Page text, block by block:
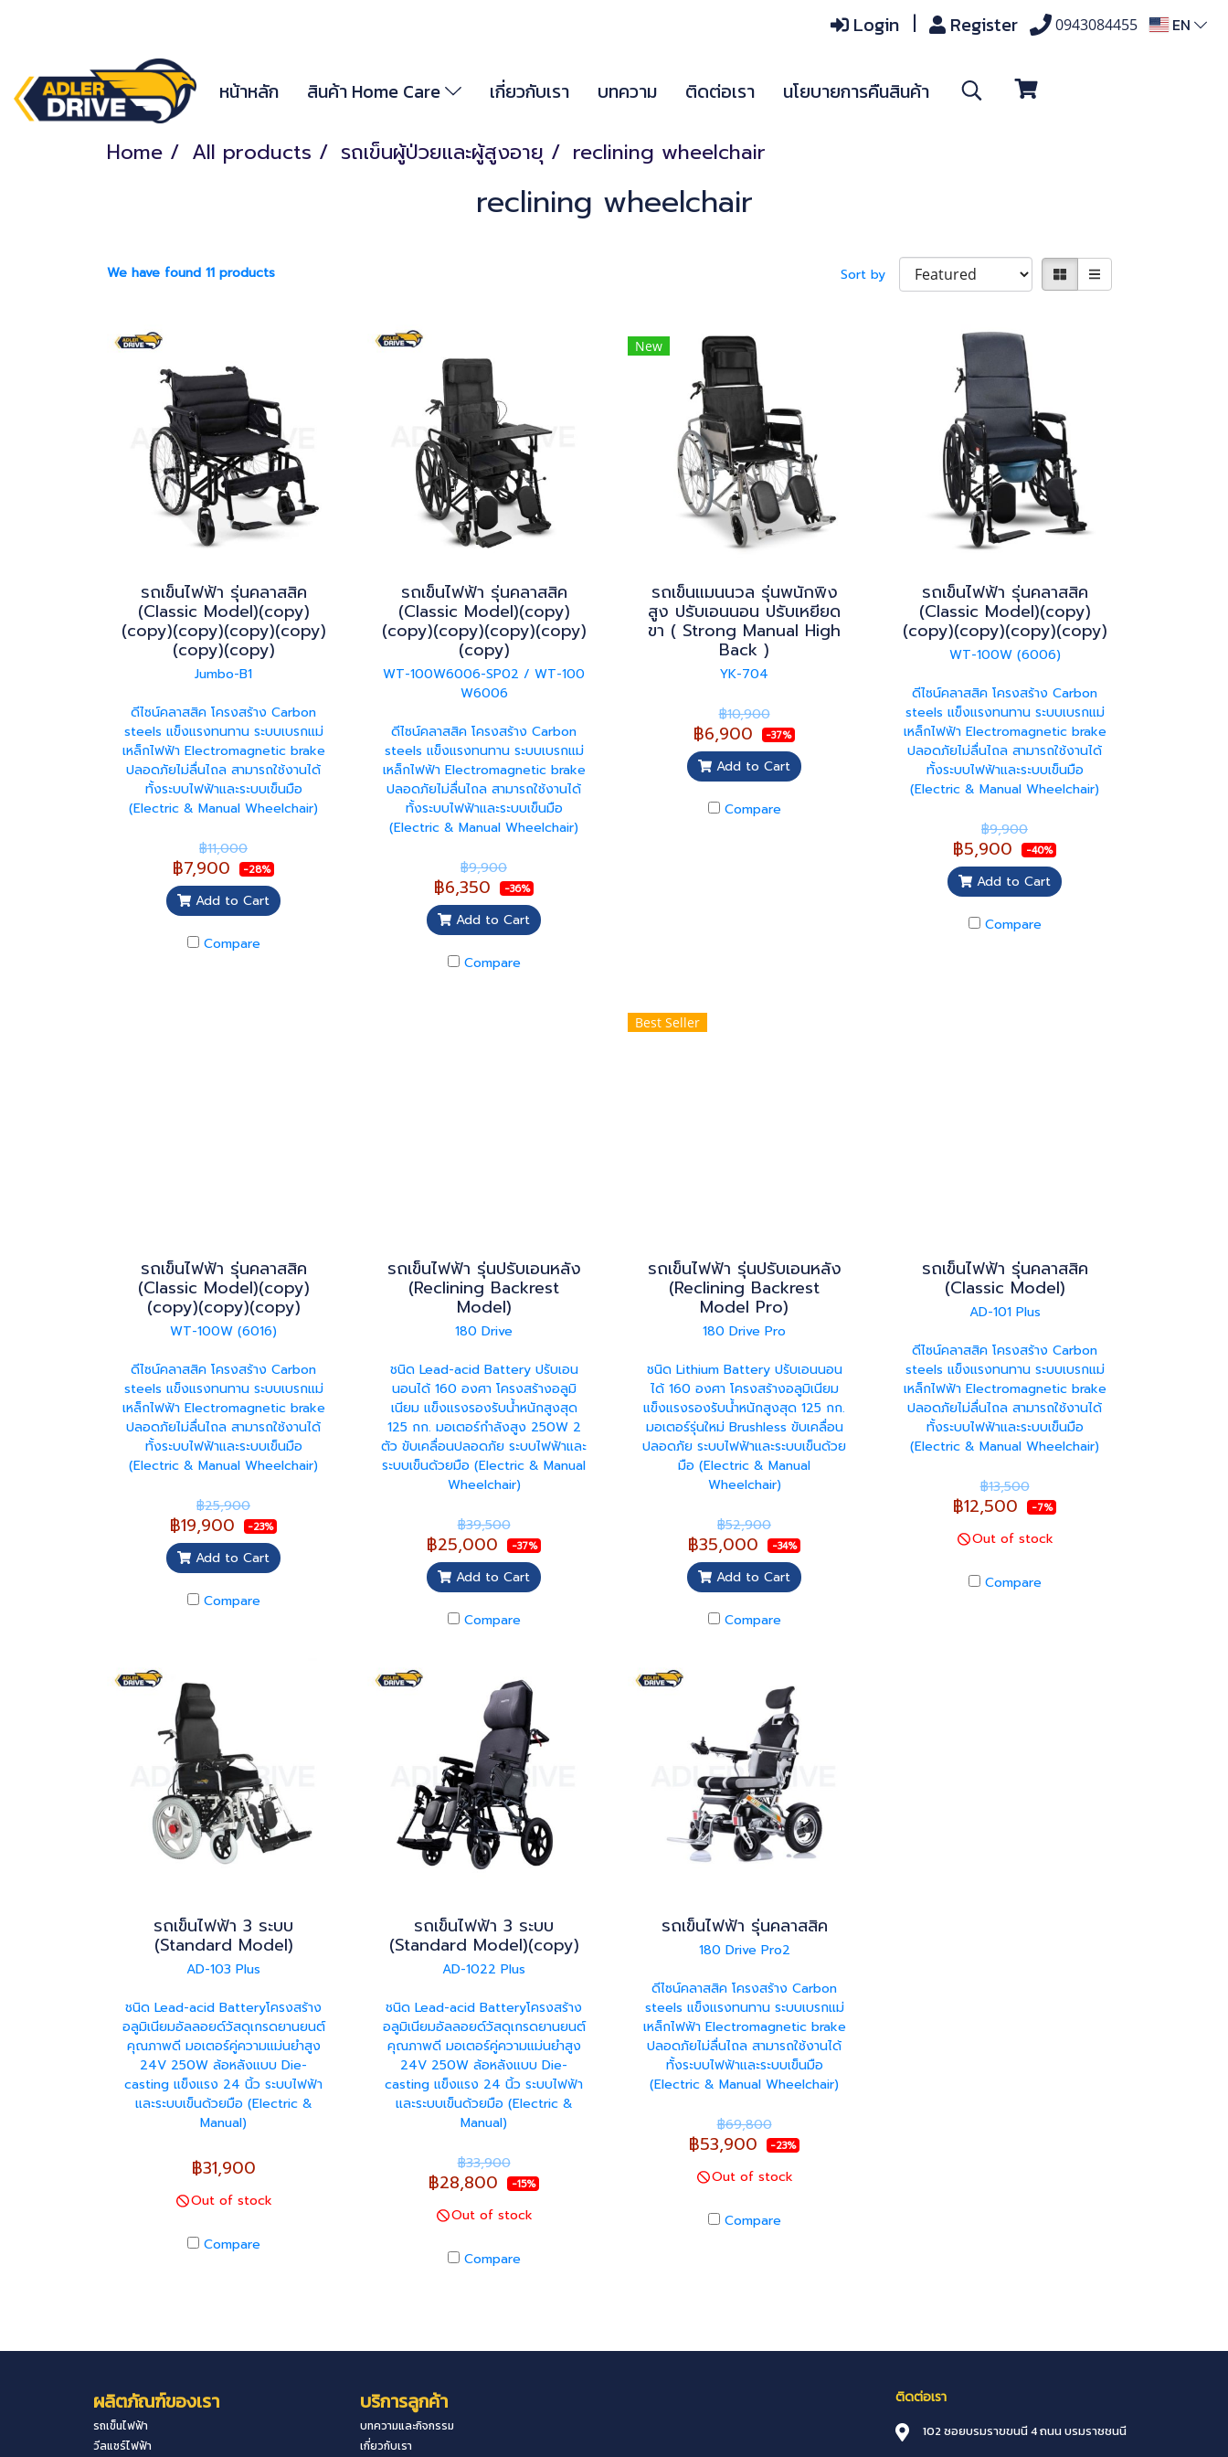
Login Register 0943084455 EN
หน้าหลัก สินค้า Home Care เกี่ยวกับเรา บทความ ติดต่อเรา นโยบายการคืนสินค้า
Home All products รถเข็นผู้ป่วยและผู้สูงอายุ reclining wheelchair
reclining wheelchair
We have found 11 products Sort by
รถเข็นไฟฟ้า รุ่นคลาสสิค
(Classic Model)(copy)
(copy)(copy)(copy)(copy)
(copy)(copy)
Jumbo-B1
ดีไซน์คลาสสิค โครงสร้าง Carbon
steels แข็งแรงทนทาน ระบบเบรกแม่
เหล็กไฟฟ้า Electromagnetic brake
ปลอดภัยไม่ลื่นไถล สามารถใช้งานได้
ทั้งระบบไฟฟ้าและระบบเข็นมือ
(Electric & Manual Wheelchair)
฿11,000
฿7,900 -28%
Add to Cart
Compare
รถเข็นไฟฟ้า รุ่นคลาสสิค
(Classic Model)(copy)
(copy)(copy)(copy)(copy)
(copy)
WT-100W6006-SP02 / WT-100
W6006
ดีไซน์คลาสสิค โครงสร้าง Carbon
steels แข็งแรงทนทาน ระบบเบรกแม่
เหล็กไฟฟ้า Electromagnetic brake
ปลอดภัยไม่ลื่นไถล สามารถใช้งานได้
ทั้งระบบไฟฟ้าและระบบเข็นมือ
(Electric & Manual Wheelchair)
฿9,900
฿6,350 -36%
Add to Cart
Compare
New
รถเข็นแมนนวล รุ่นพนักพิง
สูง ปรับเอนนอน ปรับเหยียด
ขา ( Strong Manual High
Back )
YK-704
฿10,900
฿6,900 -37%
Add to Cart
Compare
รถเข็นไฟฟ้า รุ่นคลาสสิค
(Classic Model)(copy)
(copy)(copy)(copy)(copy)
WT-100W (6006)
ดีไซน์คลาสสิค โครงสร้าง Carbon
steels แข็งแรงทนทาน ระบบเบรกแม่
เหล็กไฟฟ้า Electromagnetic brake
ปลอดภัยไม่ลื่นไถล สามารถใช้งานได้
ทั้งระบบไฟฟ้าและระบบเข็นมือ
(Electric & Manual Wheelchair)
฿9,900
฿5,900 -40%
Add to Cart
Compare
รถเข็นไฟฟ้า รุ่นคลาสสิค
(Classic Model)(copy)
(copy)(copy)(copy)
WT-100W (6016)
ดีไซน์คลาสสิค โครงสร้าง Carbon
steels แข็งแรงทนทาน ระบบเบรกแม่
เหล็กไฟฟ้า Electromagnetic brake
ปลอดภัยไม่ลื่นไถล สามารถใช้งานได้
ทั้งระบบไฟฟ้าและระบบเข็นมือ
(Electric & Manual Wheelchair)
฿25,900
฿19,900 -23%
Add to Cart
Compare
รถเข็นไฟฟ้า รุ่นปรับเอนหลัง
(Reclining Backrest
Model)
180 Drive
ชนิด Lead-acid Battery ปรับเอน
นอนได้ 160 องศา โครงสร้างอลูมิ
เนียม แข็งแรงรองรับน้ำหนักสูงสุด
125 กก. มอเตอร์กำลังสูง 250W 2
ตัว ขับเคลื่อนปลอดภัย ระบบไฟฟ้าและ
ระบบเข็นด้วยมือ (Electric & Manual
Wheelchair)
฿39,500
฿25,000 -37%
Add to Cart
Compare
Best Seller
รถเข็นไฟฟ้า รุ่นปรับเอนหลัง
(Reclining Backrest
Model Pro)
180 Drive Pro
ชนิด Lithium Battery ปรับเอนนอน
ได้ 160 องศา โครงสร้างอลูมิเนียม
แข็งแรงรองรับน้ำหนักสูงสุด 125 กก.
มอเตอร์รุ่นใหม่ Brushless ขับเคลื่อน
ปลอดภัย ระบบไฟฟ้าและระบบเข็นด้วย
มือ (Electric & Manual
Wheelchair)
฿52,900
฿35,000 -34%
Add to Cart
Compare
รถเข็นไฟฟ้า รุ่นคลาสสิค
(Classic Model)
AD-101 Plus
ดีไซน์คลาสสิค โครงสร้าง Carbon
steels แข็งแรงทนทาน ระบบเบรกแม่
เหล็กไฟฟ้า Electromagnetic brake
ปลอดภัยไม่ลื่นไถล สามารถใช้งานได้
ทั้งระบบไฟฟ้าและระบบเข็นมือ
(Electric & Manual Wheelchair)
฿13,500
฿12,500 -7%
Out of stock
Compare
รถเข็นไฟฟ้า 3 ระบบ
(Standard Model)
AD-103 Plus
ชนิด Lead-acid Batteryโครงสร้าง
อลูมิเนียมอัลลอยด์วัสดุเกรดยานยนต์
คุณภาพดี มอเตอร์คู่ความแม่นยำสูง
24V 250W ล้อหลังแบบ Die-
casting แข็งแรง 24 นิ้ว ระบบไฟฟ้า
และระบบเข็นด้วยมือ (Electric &
Manual)
฿31,900
Out of stock
Compare
รถเข็นไฟฟ้า 3 ระบบ
(Standard Model)(copy)
AD-1022 Plus
ชนิด Lead-acid Batteryโครงสร้าง
อลูมิเนียมอัลลอยด์วัสดุเกรดยานยนต์
คุณภาพดี มอเตอร์คู่ความแม่นยำสูง
24V 250W ล้อหลังแบบ Die-
casting แข็งแรง 24 นิ้ว ระบบไฟฟ้า
และระบบเข็นด้วยมือ (Electric &
Manual)
฿33,900
฿28,800 -15%
Out of stock
Compare
รถเข็นไฟฟ้า รุ่นคลาสสิค
180 Drive Pro2
ดีไซน์คลาสสิค โครงสร้าง Carbon
steels แข็งแรงทนทาน ระบบเบรกแม่
เหล็กไฟฟ้า Electromagnetic brake
ปลอดภัยไม่ลื่นไถล สามารถใช้งานได้
ทั้งระบบไฟฟ้าและระบบเข็นมือ
(Electric & Manual Wheelchair)
฿69,800
฿53,900 -23%
Out of stock
Compare
ผลิตภัณฑ์ของเรา
รถเข็นไฟฟ้า
วีลแชร์ไฟฟ้า
บริการลูกค้า
บทความและกิจกรรม
เกี่ยวกับเรา
ติดต่อเรา
102 ซอยบรมราขขนนี 4 ถนน บรมราชชนนี